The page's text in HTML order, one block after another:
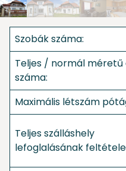
Szobák száma:
Teljes / normál méretű
száma:
Maximális létszám
Teljes szálláshely
lefoglalásának